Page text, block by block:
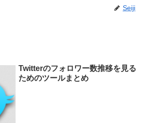
Seiji
Twitterのフォロワー数推移を見る
ためのツールまとめ